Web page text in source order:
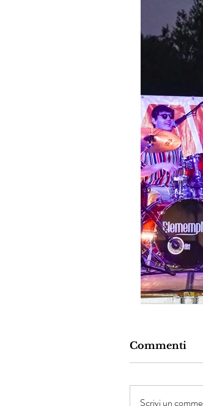
Commenti
Scrivi un